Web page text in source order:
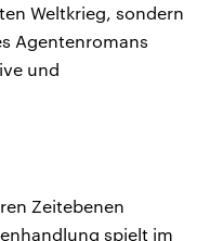
Weltkrieg, sondern
Agentenromans
und
Zeitebenen
spielt im